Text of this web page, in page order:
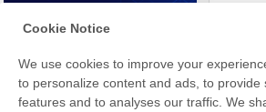
Nitto Library
Cookie Notice
We use cookies to improve your
to personalize content and ads, to provide
features and to analyses our traffic. We